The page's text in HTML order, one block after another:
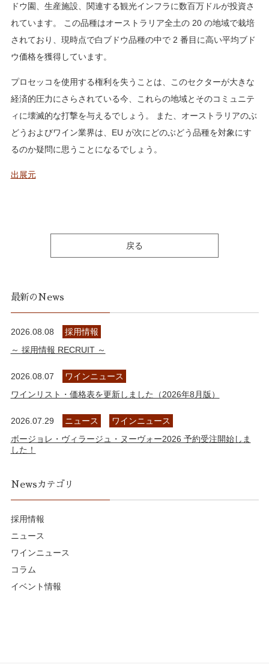
ドウ園、生産施設、関連する観光インフラに数百万ドルが投資さ
れています。 この品種はオーストラリア全土の 20 の地域で栽培
されており、現時点で白ブドウ品種の中で 2 番目に高い平均ブド
ウ価格を獲得しています。
プロセッコを使用する権利を失うことは、このセクターが大きな
経済的圧力にさらされている今、これらの地域とそのコミュニテ
ィに壊滅的な打撃を与えるでしょう。 また、オーストラリアのぶ
どうおよびワイン業界は、EU が次にどのぶどう品種を対象にす
るのか疑問に思うことになるでしょう。
出展元
戻る
最新のNews
2026.08.08
採用情報
～ 採用情報 RECRUIT ～
2026.08.07
ワインニュース
ワインリスト・価格表を更新しました（2026年8月版）
2026.07.29 ニュース
ワインニュース
ボージョレ・ヴィラージュ・ヌーヴォー2026 予約受注開始しま
した！
Newsカテゴリ
採用情報
ニュース
ワインニュース
コラム
イベント情報